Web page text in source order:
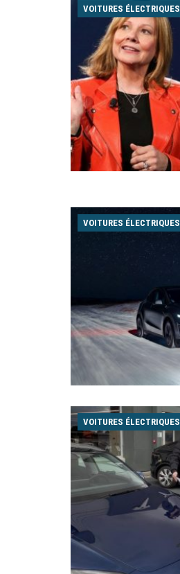
VOITURES ÉLECTRIQUES
VOITURES ÉLECTRIQUES
VOITURES ÉLECTRIQUES